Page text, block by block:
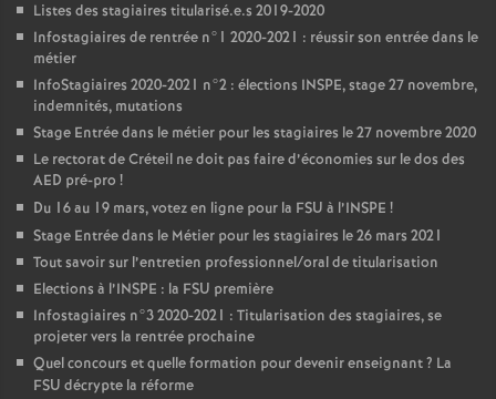
Listes des stagiaires titularisé.e.s 2019-2020
Infostagiaires de rentrée n°1 2020-2021 : réussir son entrée dans le
métier
InfoStagiaires 2020-2021 n°2 : élections INSPE, stage 27 novembre,
indemnités, mutations
Stage Entrée dans le métier pour les stagiaires le 27 novembre 2020
Le rectorat de Créteil ne doit pas faire d’économies sur le dos des
AED pré-pro !
Du 16 au 19 mars, votez en ligne pour la FSU à l’INSPE !
Stage Entrée dans le Métier pour les stagiaires le 26 mars 2021
Tout savoir sur l’entretien professionnel/oral de titularisation
Elections à l’INSPE : la FSU première
Infostagiaires n°3 2020-2021 : Titularisation des stagiaires, se
projeter vers la rentrée prochaine
Quel concours et quelle formation pour devenir enseignant? La
FSU décrypte la réforme